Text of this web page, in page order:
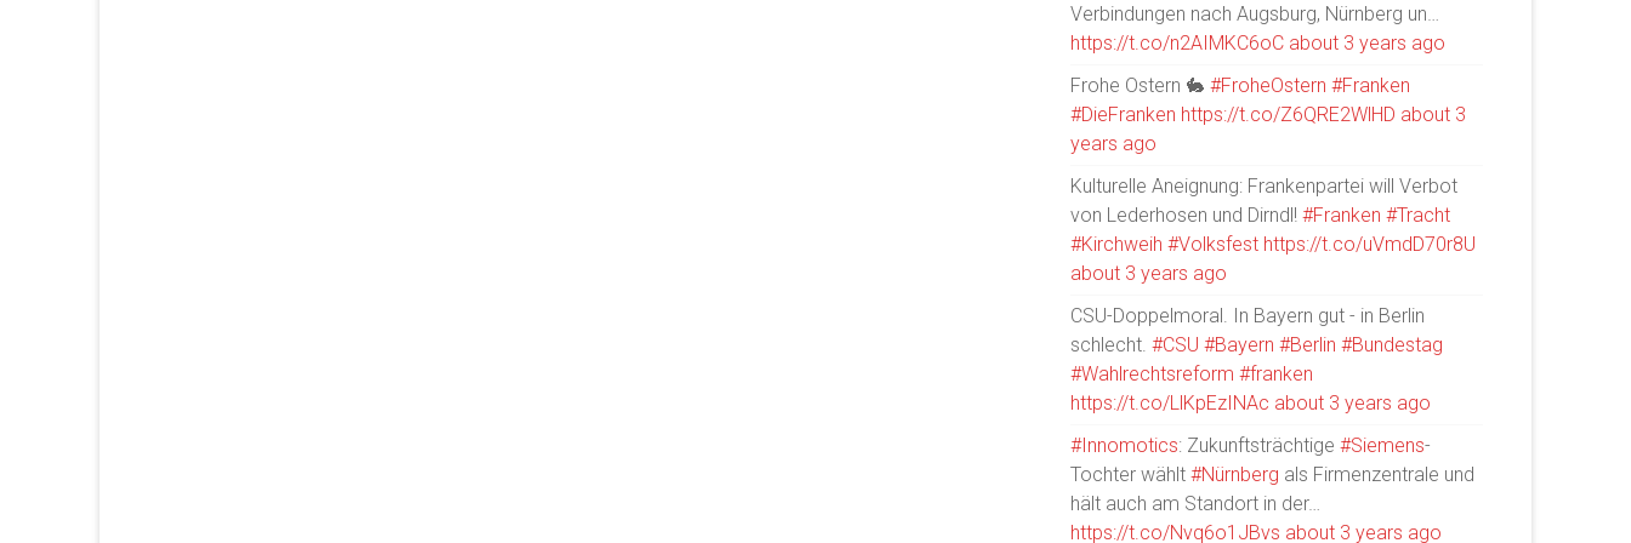
Verbindungen nach Augsburg, Nürnberg un…
https://t.co/n2AIMKC6oC about 3 years ago
Frohe Ostern 🐇#FroheOstern #Franken
#DieFranken https://t.co/Z6QRE2WlHD about 3
years ago
Kulturelle Aneignung: Frankenpartei will Verbot
von Lederhosen und Dirndl!#Franken #Tracht
#Kirchweih #Volksfest https://t.co/uVmdD70r8U
about 3 years ago
CSU-Doppelmoral. In Bayern gut - in Berlin
schlecht.#CSU #Bayern #Berlin #Bundestag
#Wahlrechtsreform #franken
https://t.co/LlKpEzINAc about 3 years ago
#Innomotics: Zukunftsträchtige#Siemens-
Tochter wählt#Nürnberg als Firmenzentrale und
hält auch am Standort in der…
https://t.co/Nvq6o1JBvs about 3 years ago